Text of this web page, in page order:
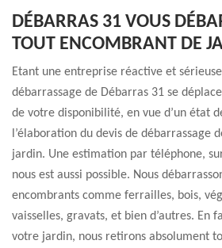
DÉBARRAS 31 VOUS
TOUT ENCOMBRANT DE
Etant une entreprise réactive et
débarrassage de Débarras 31 se
de votre disponibilité, en vue d’un état
l’élaboration du devis de débarrassage
jardin. Une estimation par téléphone,
nous est aussi possible. Nous
encombrants comme ferrailles, bois,
vaisselles, gravats, et bien d’autres. En
votre jardin, nous retirons absolument